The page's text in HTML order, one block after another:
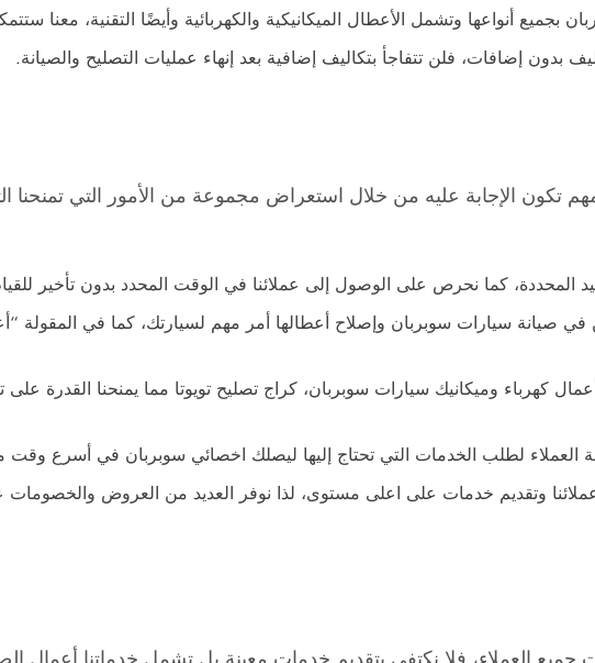
أنواعها وتشمل الأعطال الميكانيكية والكهربائية وأيضًا التقنية، معنا
إضافات، فلن تتفاجأ بتكاليف إضافية بعد إنهاء عمليات التصليح والصيانة.
تكون الإجابة عليه من خلال استعراض مجموعة من الأمور التي تمنحنا
المحددة، كما نحرص على الوصول إلى عملائنا في الوقت المحدد بدون تأخير
صيانة سيارات سوبربان وإصلاح أعطالها أمر مهم لسيارتك، كما في المقولة
كهرباء وميكانيك سيارات سوبربان، كراج تصليح تويوتا مما يمنحنا القدرة
العملاء لطلب الخدمات التي تحتاج إليها ليصلك اخصائي سوبربان في أسرع
وتقديم خدمات على اعلى مستوى، لذا نوفر العديد من العروض